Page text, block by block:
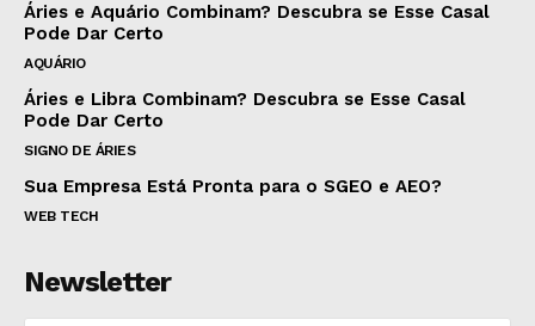
Áries e Aquário Combinam? Descubra se Esse Casal
Pode Dar Certo
AQUÁRIO
Áries e Libra Combinam? Descubra se Esse Casal
Pode Dar Certo
SIGNO DE ÁRIES
Sua Empresa Está Pronta para o SGEO e AEO?
WEB TECH
Newsletter